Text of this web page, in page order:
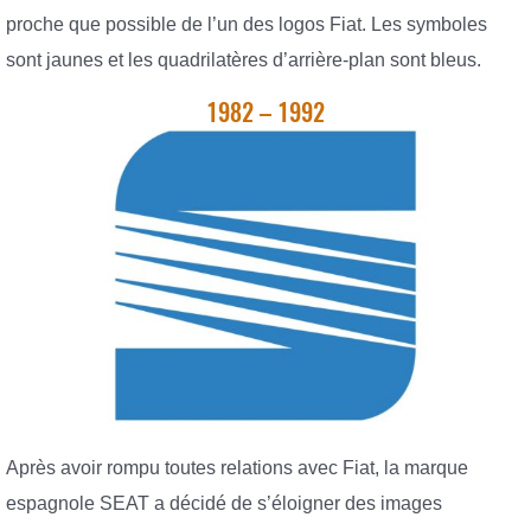
proche que possible de l’un des logos Fiat. Les symboles
sont jaunes et les quadrilatères d’arrière-plan sont bleus.
1982 – 1992
Après avoir rompu toutes relations avec Fiat, la marque
espagnole SEAT a décidé de s’éloigner des images